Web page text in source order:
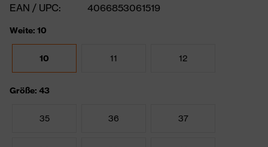
EAN / UPC:
4066853061519
Weite: 10
10 11 12
Größe: 43
35 36 37